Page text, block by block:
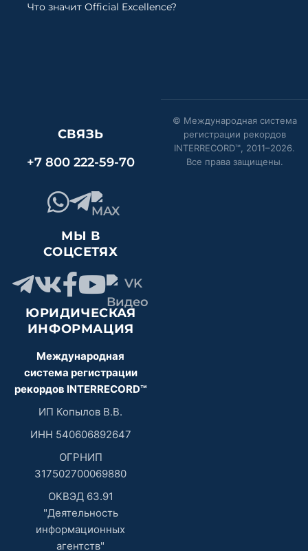
Что значит Official Excellence?
СВЯЗЬ
+7 800 222-59-70
МЫ В
СОЦСЕТЯХ
ЮРИДИЧЕСКАЯ
ИНФОРМАЦИЯ
Международная
система регистрации
рекордов INTERRECORD™
ИП Копылов В.В.
ИНН 540606892647
ОГРНИП
317502700069880
ОКВЭД 63.91
"Деятельность
информационных
агентств"
© Международная система
регистрации рекордов
INTERRECORD™, 2011–2026.
Все права защищены.